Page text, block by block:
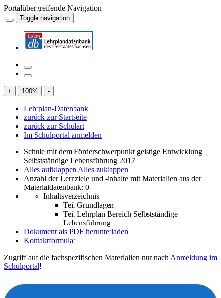
Portalübergreifende Navigation
Toggle navigation
+ 100% -
Lehrplan-Datenbank
zurück zur Startseite
zurück zur Schulart
Im Schulportal anmelden
Schule mit dem Förderschwerpunkt geistige Entwicklung
Selbstständige Lebensführung 2017
Alles aufklappen Alles zuklappen
Anzahl der Lernziele und -inhalte mit Materialien aus der
Materialdatenbank: 0
Inhaltsverzeichnis
Teil Grundlagen
Teil Lehrplan Bereich Selbstständige
Lebensführung
Dokument als PDF herunterladen
Kontaktformular
Zugriff auf die fachspezifischen Materialien nur nach Anmeldung im
Schulportal!